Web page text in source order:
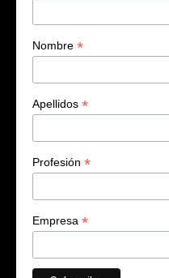
Nombre *
Apellidos *
Profesión *
Empresa *